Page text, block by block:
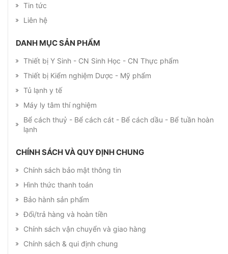
Tin tức
Liên hệ
DANH MỤC SẢN PHẨM
Thiết bị Y Sinh - CN Sinh Học - CN Thực phẩm
Thiết bị Kiểm nghiệm Dược - Mỹ phẩm
Tủ lạnh y tế
Máy ly tâm thí nghiệm
Bể cách thuỷ - Bể cách cát - Bể cách dầu - Bể tuần hoàn
lạnh
CHÍNH SÁCH VÀ QUY ĐỊNH CHUNG
Chính sách bảo mật thông tin
Hình thức thanh toán
Bảo hành sản phẩm
Đổi/trả hàng và hoàn tiền
Chính sách vận chuyển và giao hàng
Chính sách & qui định chung